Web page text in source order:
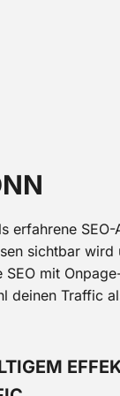
erfahrene
sichtbar
mit
Traffic